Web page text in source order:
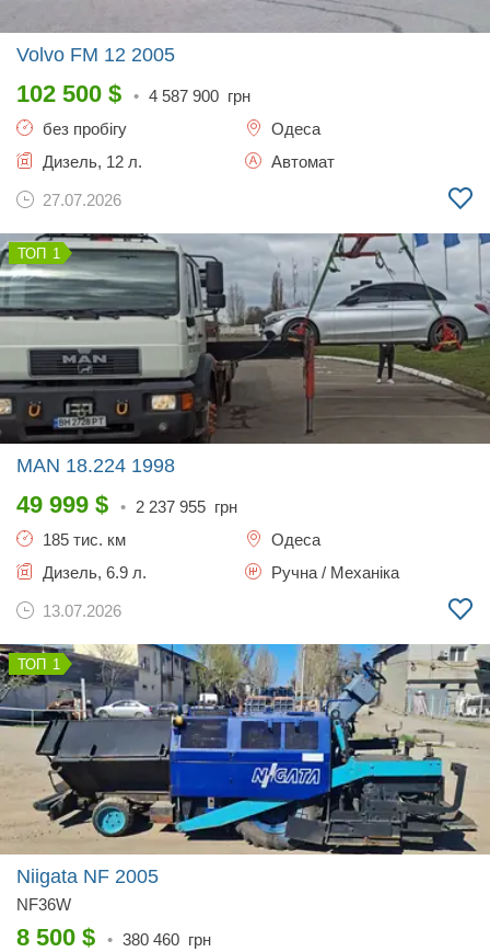
Volvo FM 12 2005
102 500 $ • 4 587 900 грн
без пробігу
Одеса
Дизель, 12 л.
Автомат
27.07.2026
1
MAN 18.224 1998
49 999 $ • 2 237 955 грн
185 тис. км
Одеса
Дизель, 6.9 л.
Ручна / Механіка
13.07.2026
1
Niigata NF 2005
NF36W
8 500 $ • 380 460 грн